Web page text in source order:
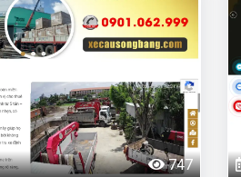
747